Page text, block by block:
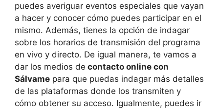
puedes averiguar eventos especiales que vayan
a hacer y conocer cómo puedes participar en el
mismo. Además, tienes la opción de indagar
sobre los horarios de transmisión del programa
en vivo y directo. De igual manera, te vamos a
dar los medios de contacto online con
Sálvame para que puedas indagar más detalles
de las plataformas donde los transmiten y
cómo obtener su acceso. Igualmente, puedes ir